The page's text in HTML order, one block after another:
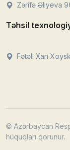
Zərifə Əliyeva
Təhsil
Fətəli Xan
© Azərbaycan
hüquqları qorunur.